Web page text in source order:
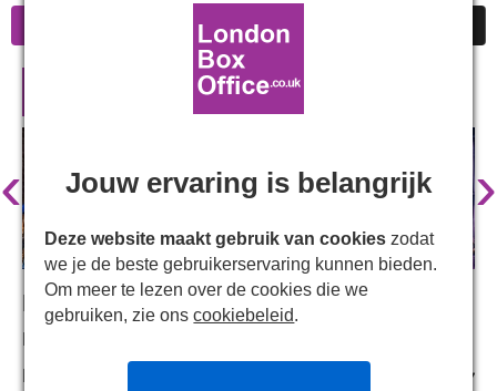
Goedkope kaarten
The Great Gatsby in Londen
‹ ›
Met:
The Great Gatsby
Jouw ervaring is belangrijk
Deze website maakt gebruik van cookies zodat
we je de beste gebruikerservaring kunnen bieden.
Om meer te lezen over de cookies die we
gebruiken, zie onscookiebeleid.